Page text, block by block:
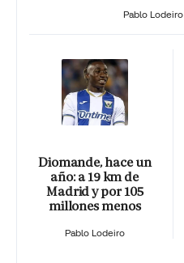
Pablo Lodeiro
Diomande, hace un
año: a 19 km de
Madrid y por 105
millones menos
Pablo Lodeiro